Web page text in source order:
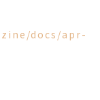
docs/apr-